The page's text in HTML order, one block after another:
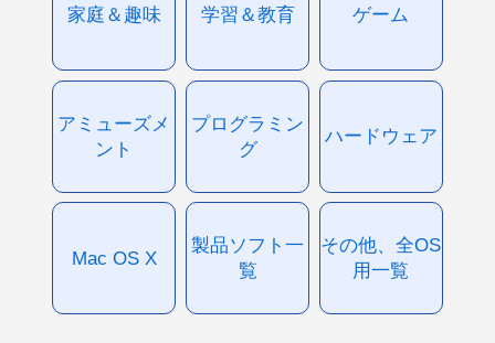
家庭＆趣味 学習＆教育 ゲーム
アミューズメ
ント
プログラミン
グ
ハードウェア
Mac OS X
製品ソフト一
覧
その他、全OS
用一覧